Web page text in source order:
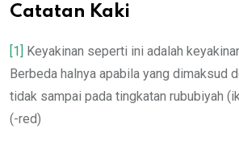
Catatan Kaki
[1] Keyakinan seperti ini adalah
Berbeda halnya apabila yang dimaksud
tidak sampai pada tingkatan rububiyah
(-red)